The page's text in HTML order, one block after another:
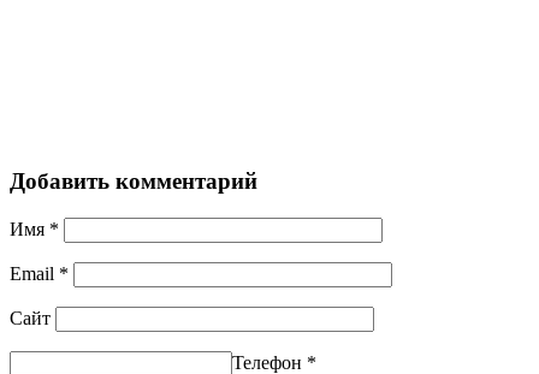
Добавить комментарий
Имя *
Email *
Сайт
Телефон *